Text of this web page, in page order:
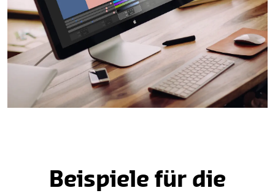
Beispiele für die